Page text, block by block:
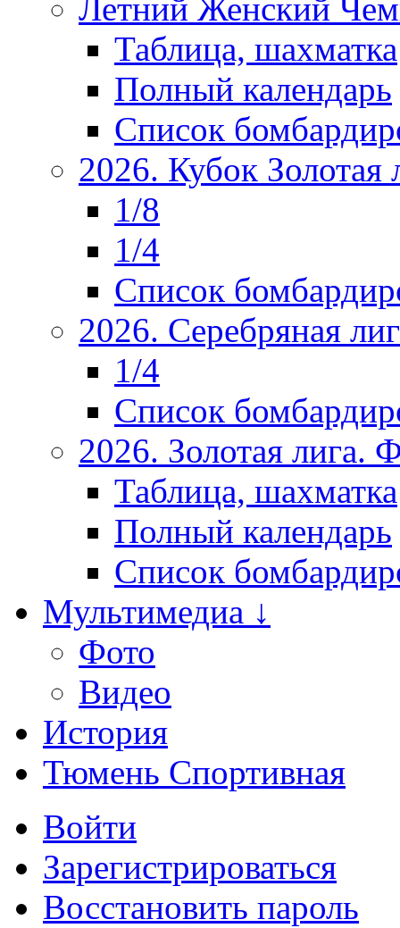
Летний Женский
Таблица, шахматка
Полный календарь
Список
2026. Кубок Золотая
1/8
1/4
Список
2026. Серебряная
1/4
Список
2026. Золотая
Таблица, шахматка
Полный календарь
Список
Мультимедиа ↓
Фото
Видео
История
Тюмень Спортивная
Войти
Зарегистрироваться
Восстановить пароль